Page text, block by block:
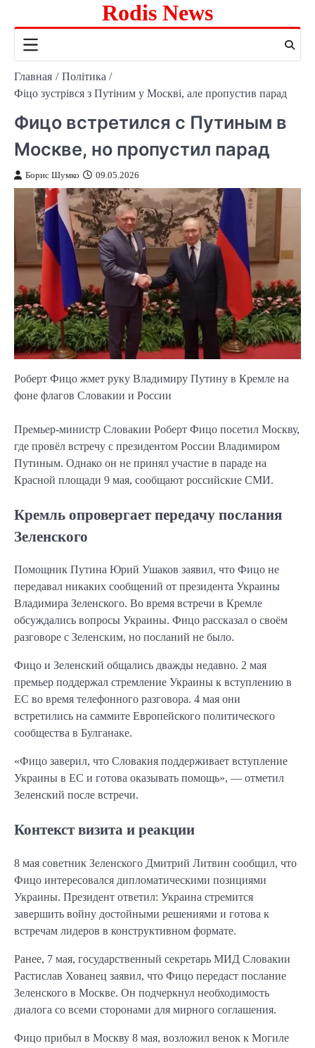
содержимому
Rodis News
Главная
Політика
Фіцо зустрівся з Путіним у Москві, але пропустив парад
Фицо встретился с Путиным в
Москве, но пропустил парад
Борис Шумко 09.05.2026
Роберт Фицо жмет руку Владимиру Путину в Кремле на
фоне флагов Словакии и России
Премьер-министр Словакии Роберт Фицо посетил Москву,
где провёл встречу с президентом России Владимиром
Путиным. Однако он не принял участие в параде на
Красной площади 9 мая, сообщают российские СМИ.
Кремль опровергает передачу послания
Зеленского
Помощник Путина Юрий Ушаков заявил, что Фицо не
передавал никаких сообщений от президента Украины
Владимира Зеленского. Во время встречи в Кремле
обсуждались вопросы Украины. Фицо рассказал о своём
разговоре с Зеленским, но посланий не было.
Фицо и Зеленский общались дважды недавно. 2 мая
премьер поддержал стремление Украины к вступлению в
ЕС во время телефонного разговора. 4 мая они
встретились на саммите Европейского политического
сообщества в Булганаке.
«Фицо заверил, что Словакия поддерживает вступление
Украины в ЕС и готова оказывать помощь», — отметил
Зеленский после встречи.
Контекст визита и реакции
8 мая советник Зеленского Дмитрий Литвин сообщил, что
Фицо интересовался дипломатическими позициями
Украины. Президент ответил: Украина стремится
завершить войну достойными решениями и готова к
встречам лидеров в конструктивном формате.
Ранее, 7 мая, государственный секретарь МИД Словакии
Растислав Хованец заявил, что Фицо передаст послание
Зеленского в Москве. Он подчеркнул необходимость
диалога со всеми сторонами для мирного соглашения.
Фицо прибыл в Москву 8 мая, возложил венок к Могиле